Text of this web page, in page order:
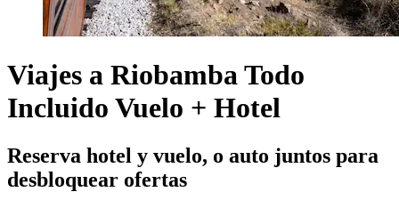
Viajes a Riobamba Todo
Incluido Vuelo + Hotel
Reserva hotel y vuelo, o auto juntos para
desbloquear ofertas